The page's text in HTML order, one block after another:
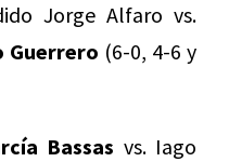
Jorge Alfaro vs.
Guerrero (6-0, 4-6 y
Bassas vs. Iago